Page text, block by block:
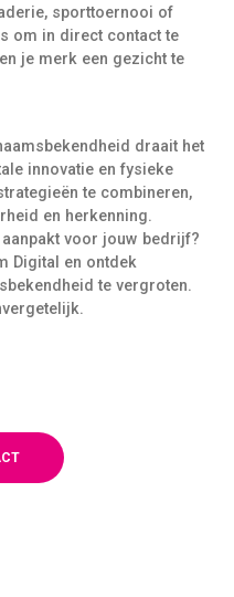
sporttoernooi of
om in direct contact te
je merk een gezicht te
draait het
innovatie en fysieke
te combineren,
en herkenning.
voor jouw bedrijf?
Digital en ontdek
te vergroten.